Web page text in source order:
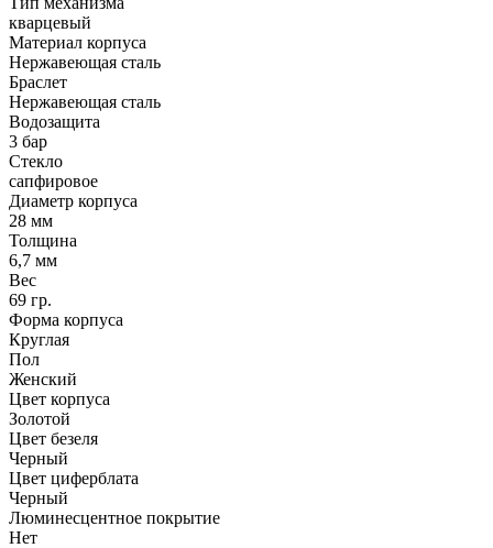
кварцевый
Материал корпуса
Нержавеющая сталь
Браслет
Нержавеющая сталь
Водозащита
3 бар
Стекло
сапфировое
Диаметр корпуса
28 мм
Толщина
6,7 мм
Вес
69 гр.
Форма корпуса
Круглая
Пол
Женский
Цвет корпуса
Золотой
Цвет безеля
Черный
Цвет циферблата
Черный
Люминесцентное покрытие
Нет